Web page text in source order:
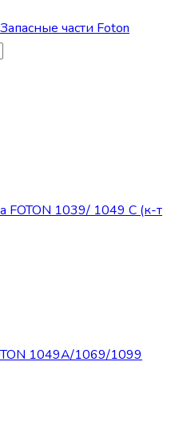
Запасные части Foton
FOTON 1039/ 1049 C (к-т
1049А/1069/1099